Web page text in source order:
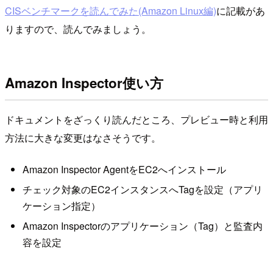
CISベンチマークを読んでみた(Amazon Linux編)に記載があ
りますので、読んでみましょう。
Amazon Inspector使い方
ドキュメントをざっくり読んだところ、プレビュー時と利用
方法に大きな変更はなさそうです。
Amazon Inspector AgentをEC2へインストール
チェック対象のEC2インスタンスへTagを設定（アプリ
ケーション指定）
Amazon Inspectorのアプリケーション（Tag）と監査内
容を設定